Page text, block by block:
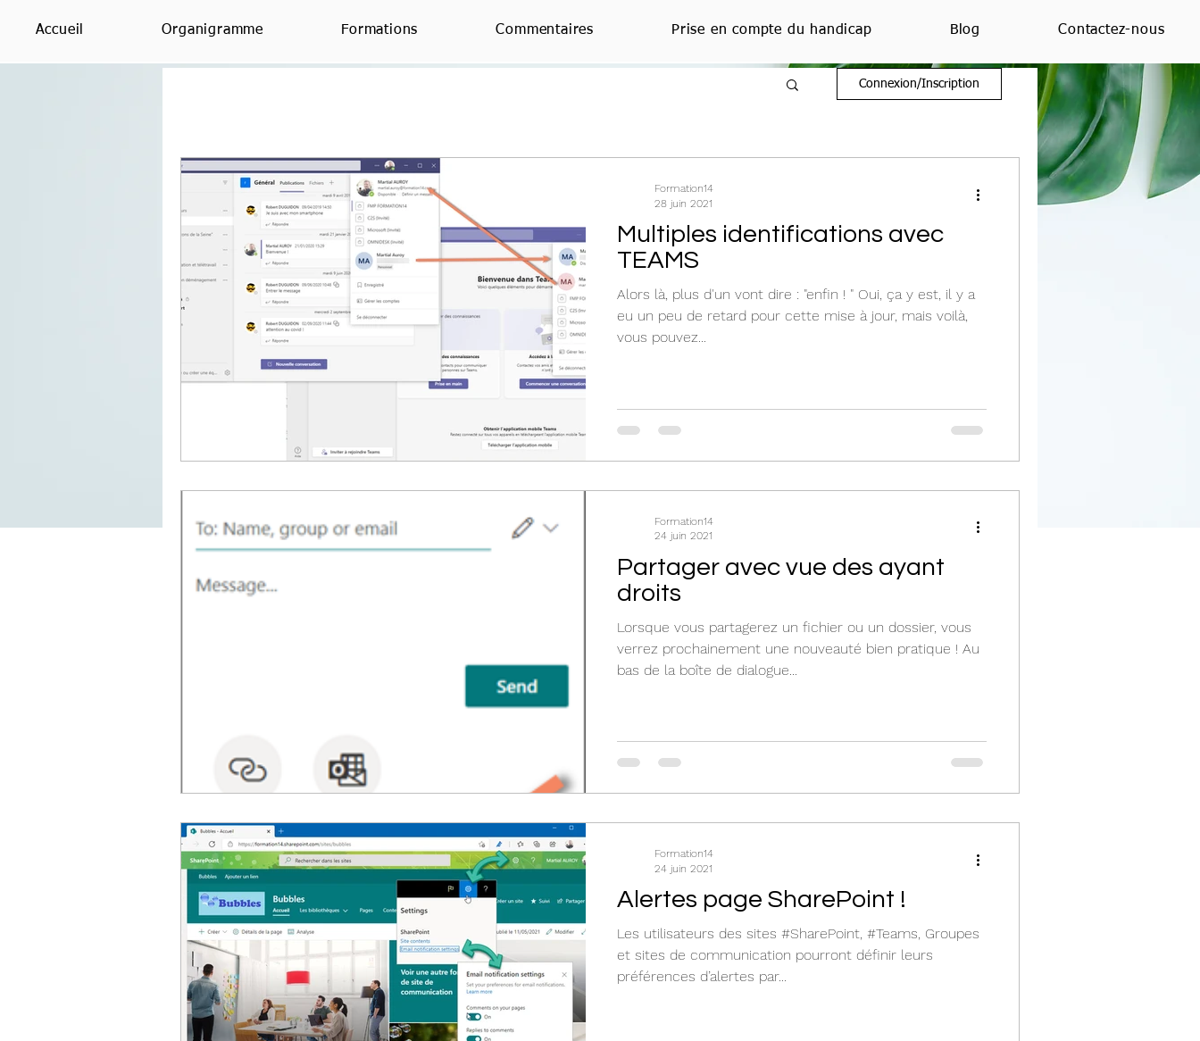
Accueil Organigramme Formations Commentaires Prise en compte du handicap Blog Contactez-nous
Connexion/Inscription
Multiples identifications avec
TEAMS
Alors là, plus d'un vont dire : "enfin ! " Oui, ça y est, il y a
eu un peu de retard pour cette mise à jour, mais voilà,
vous pouvez...
Formation14
28 juin 2021
Partager avec vue des ayant
droits
Lorsque vous partagerez un fichier ou un dossier, vous
verrez prochainement une nouveauté bien pratique ! Au
bas de la boîte de dialogue...
Formation14
24 juin 2021
Alertes page SharePoint !
Les utilisateurs des sites #SharePoint, #Teams, Groupes
et sites de communication pourront définir leurs
préférences d’alertes par...
Formation14
24 juin 2021